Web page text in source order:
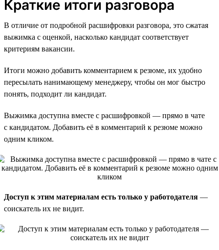
Краткие итоги разговора
В отличие от подробной расшифровки разговора, это сжатая
выжимка с оценкой, насколько кандидат соответствует
критериям вакансии.
Итоги можно добавить комментарием к резюме, их удобно
пересылать нанимающему менеджеру, чтобы он мог быстро
понять, подходит ли кандидат.
Выжимка доступна вместе с расшифровкой — прямо в чате
с кандидатом. Добавить её в комментарий к резюме можно
одним кликом.
Доступ к этим материалам есть только у работодателя —
соискатель их не видит.